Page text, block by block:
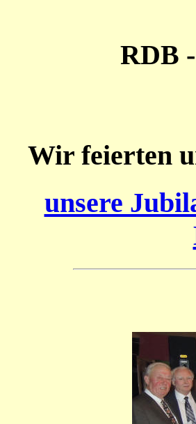
RDB
Wir feierten
unsere